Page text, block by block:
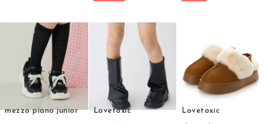
mezzo piano junior Lovetoxic Lovetoxic